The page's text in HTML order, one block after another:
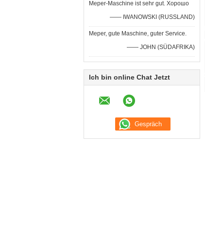
Meper-Maschine ist sehr gut. Хорошо
—— IWANOWSKI (RUSSLAND)
Meper, gute Maschine, guter Service.
—— JOHN (SÜDAFRIKA)
Ich bin online Chat Jetzt